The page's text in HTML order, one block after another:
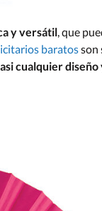
y versátil , que
baratosson
cualquier